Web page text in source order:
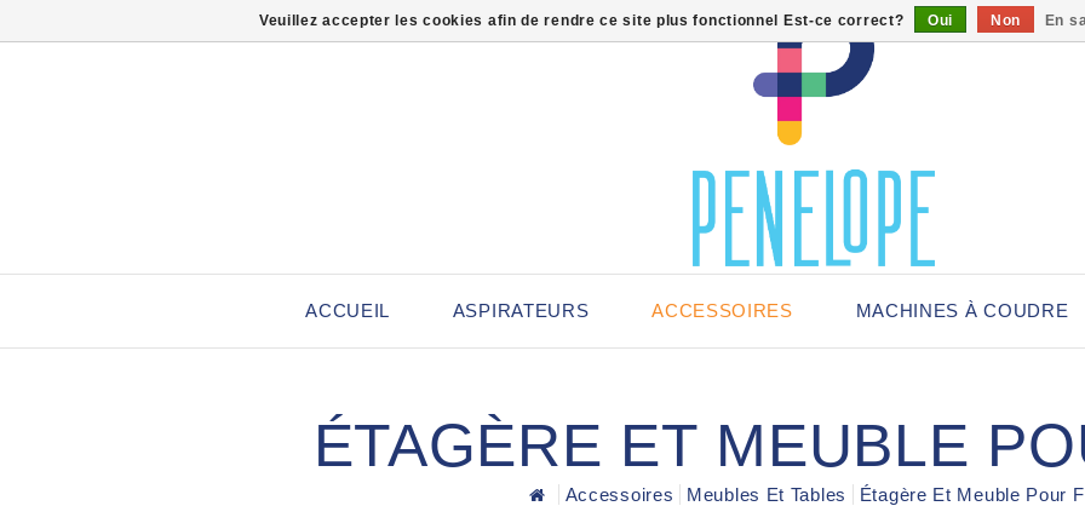
ACCUEIL ASPIRATEURS ACCESSOIRES MACHINES À COUDRE
ÉTAGÈRE ET MEUBLE
Accessoires Meubles Et Tables Étagère Et Meuble Pour
Veuillez accepter les cookies afin de rendre ce site plus fonctionnel Est-ce correct? Oui Non En